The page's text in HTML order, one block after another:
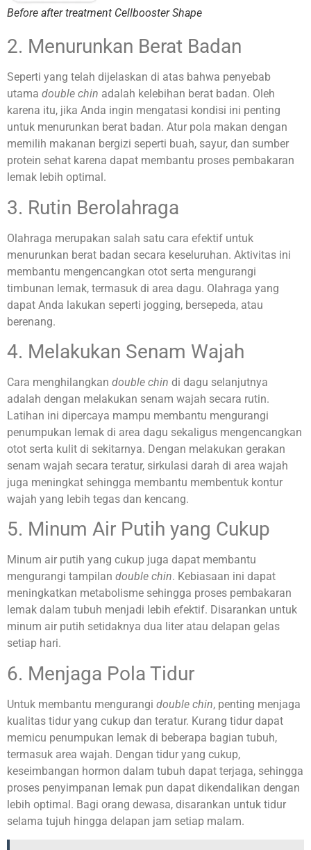
Before after treatment Cellbooster Shape
2. Menurunkan Berat Badan
Seperti yang telah dijelaskan di atas bahwa penyebab
utama double chin adalah kelebihan berat badan. Oleh
karena itu, jika Anda ingin mengatasi kondisi ini penting
untuk menurunkan berat badan. Atur pola makan dengan
memilih makanan bergizi seperti buah, sayur, dan sumber
protein sehat karena dapat membantu proses pembakaran
lemak lebih optimal .
3. Rutin Berolahraga
Olahraga merupakan salah satu cara efektif untuk
menurunkan berat badan secara keseluruhan. Aktivitas ini
membantu mengencangkan otot serta mengurangi
timbunan lemak, termasuk di area dagu. Olahraga yang
dapat Anda lakukan seperti jogging, bersepeda, atau
berenang.
4. Melakukan Senam Wajah
Cara menghilangkan double chin di dagu selanjutnya
adalah dengan melakukan senam wajah secara rutin.
Latihan ini dipercaya mampu membantu mengurangi
penumpukan lemak di area dagu sekaligus mengencangkan
otot serta kulit di sekitarnya. Dengan melakukan gerakan
senam wajah secara teratur, sirkulasi darah di area wajah
juga meningkat sehingga membantu membentuk kontur
wajah yang lebih tegas dan kencang.
5. Minum Air Putih yang Cukup
Minum air putih yang cukup juga dapat membantu
mengurangi tampilan double chin. Kebiasaan ini dapat
meningkatkan metabolisme sehingga proses pembakaran
lemak dalam tubuh menjadi lebih efektif. Disarankan untuk
minum air putih setidaknya dua liter atau delapan gelas
setiap hari.
6. Menjaga Pola Tidur
Untuk membantu mengurangi double chin, penting menjaga
kualitas tidur yang cukup dan teratur. Kurang tidur dapat
memicu penumpukan lemak di beberapa bagian tubuh,
termasuk area wajah. Dengan tidur yang cukup,
keseimbangan hormon dalam tubuh dapat terjaga, sehingga
proses penyimpanan lemak pun dapat dikendalikan dengan
lebih optimal. Bagi orang dewasa, disarankan untuk tidur
selama tujuh hingga delapan jam setiap malam.